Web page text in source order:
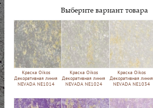
Выберите вариант товара
Краска Oikos
Декоративная линия
NEVADA NE1014
Краска Oikos
Декоративная линия
NEVADA NE1024
Краска Oikos
Декоративная линия
NEVADA NE1034